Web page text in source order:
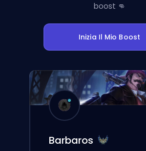
boost 👊
Inizia Il Mio Boost
Barbaros